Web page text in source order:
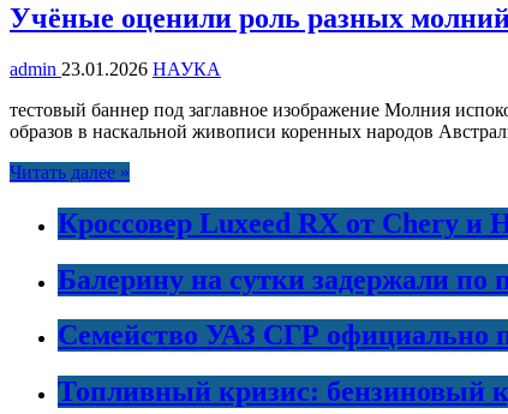
Учёные оценили роль разных
admin 23.01.2026 НАУКА
тестовый баннер под заглавное изображение Молния
образов в наскальной живописи коренных народов
Читать далее »
Кроссовер Luxeed RX от Chery и
Балерину на сутки задержали по
Семейство УАЗ СГР официально
Топливный кризис: бензиновый